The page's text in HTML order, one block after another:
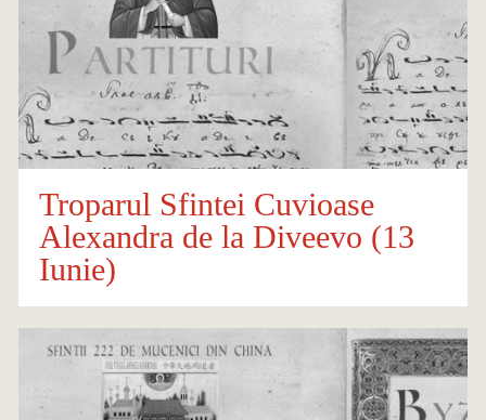
Troparul Sfintei Cuvioase
Alexandra de la Diveevo (13
Iunie)